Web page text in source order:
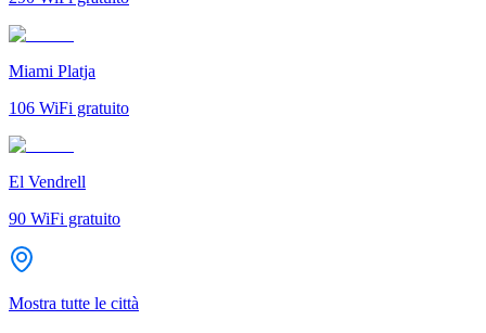
Miami Platja
106 WiFi gratuito
El Vendrell
90 WiFi gratuito
Mostra tutte le città